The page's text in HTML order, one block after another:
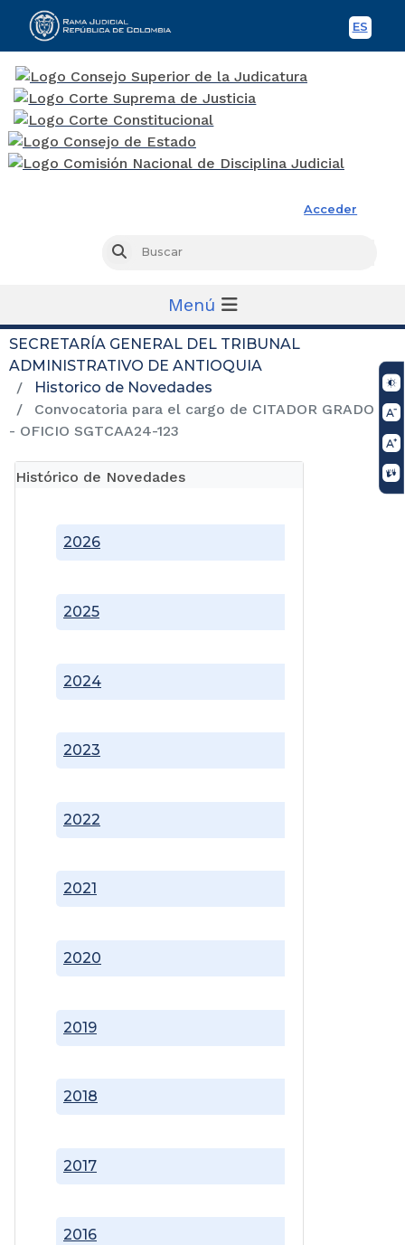
ES
Acceder
Buscar
Menú
SECRETARÍA GENERAL DEL TRIBUNAL
ADMINISTRATIVO DE ANTIOQUIA
Historico de Novedades
Convocatoria para el cargo de CITADOR GRADO IV
- OFICIO SGTCAA24-123
Histórico de Novedades
2016
2017
2018
2019
2020
2021
2022
2023
2024
2025
2026